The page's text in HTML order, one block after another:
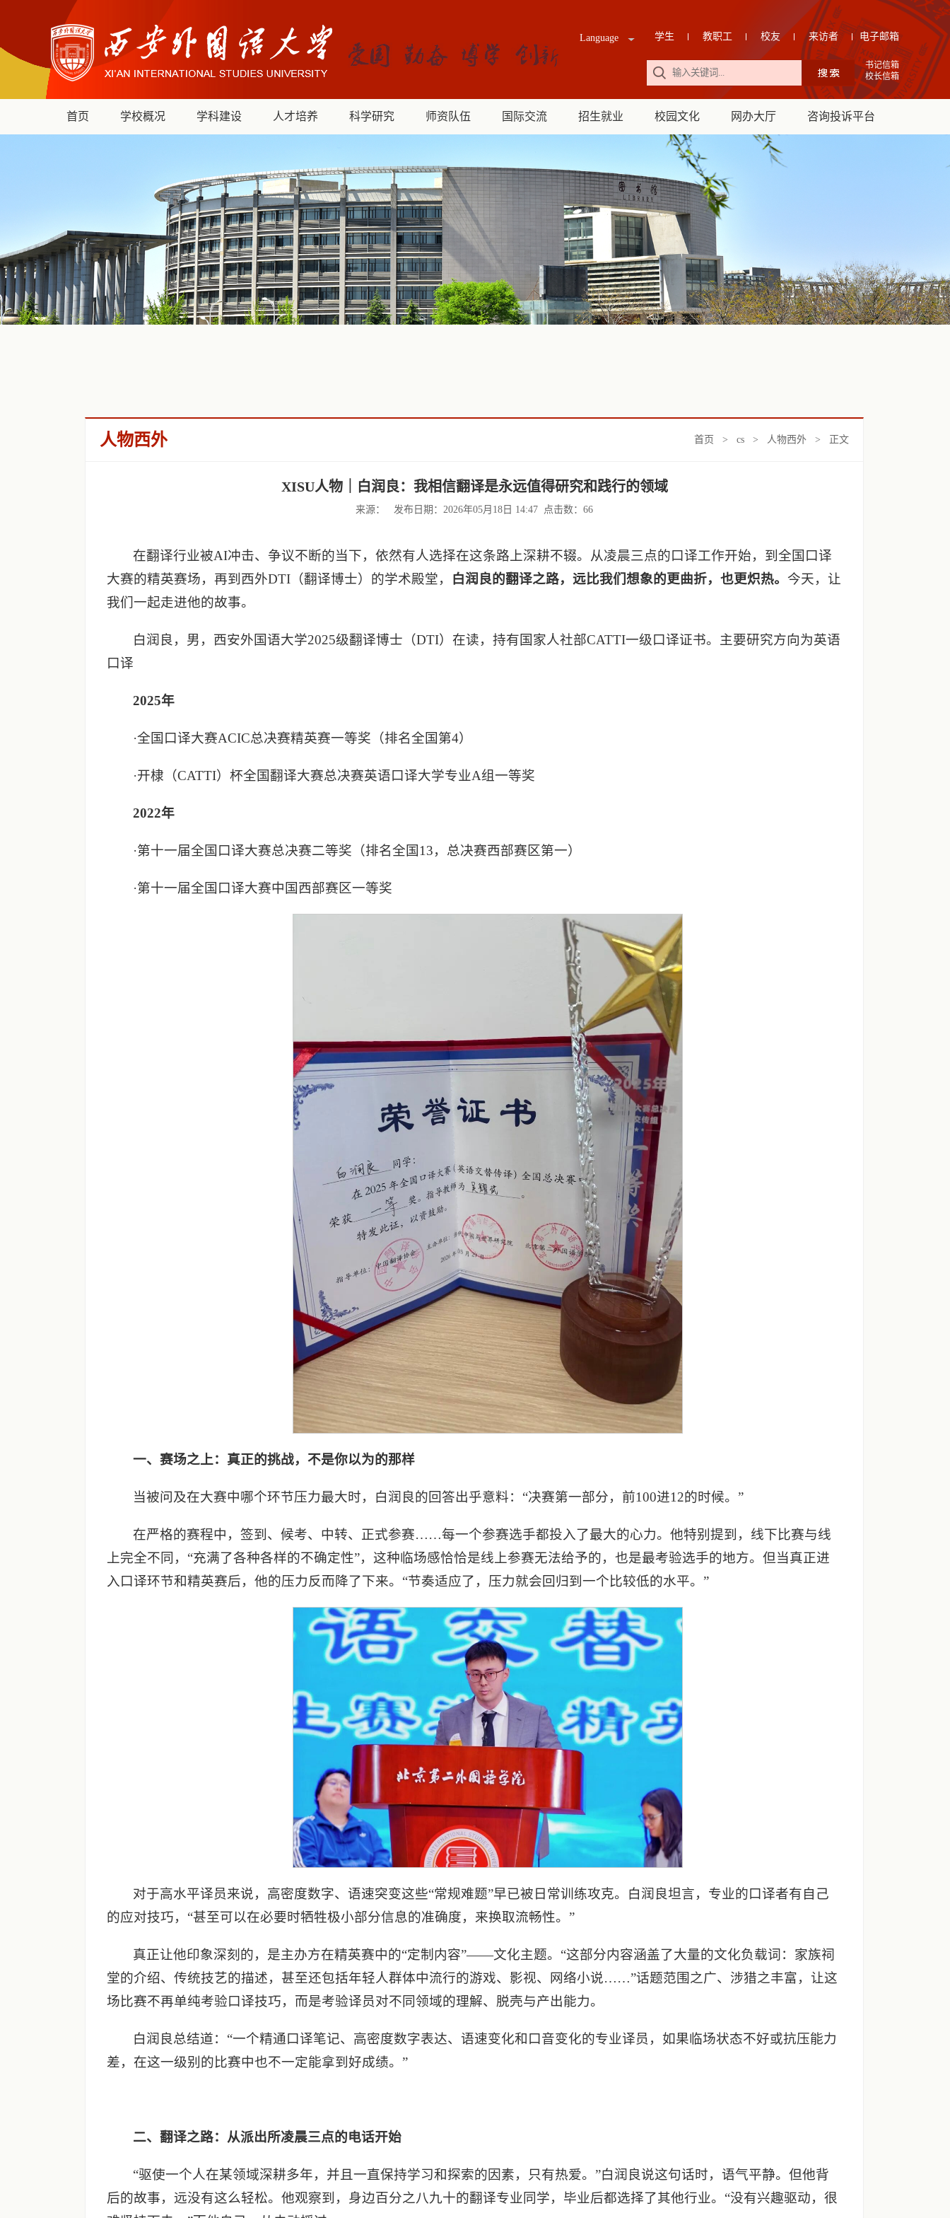
学生 教职工 校友 来访者 电子邮箱
Language
书记信箱
校长信箱
首页 学校概况 学科建设 人才培养 科学研究 师资队伍 国际交流 招生就业 校园文化 网办大厅 咨询投诉平台
人物西外 首页 > cs > 人物西外 > 正文
XISU人物｜白润良：我相信翻译是永远值得研究和践行的领域
来源： 发布日期：2026年05月18日 14:47 点击数： 66
在翻译行业被AI冲击、争议不断的当下，依然有人选择在这条路上深耕不辍。从凌晨三点的口译工作开始，到全国口译
大赛的精英赛场，再到西外DTI（翻译博士）的学术殿堂， 白润良的翻译之路，远比我们想象的更曲折，也更炽热。 今天，让
我们一起走进他的故事。
白润良，男，西安外国语大学2025级翻译博士（DTI）在读，持有国家人社部CATTI一级口译证书。主要研究方向为英语
口译
2025年
·全国口译大赛ACIC总决赛精英赛一等奖（排名全国第4）
·开棣（CATTI）杯全国翻译大赛总决赛英语口译大学专业A组一等奖
2022年
·第十一届全国口译大赛总决赛二等奖（排名全国13，总决赛西部赛区第一）
·第十一届全国口译大赛中国西部赛区一等奖
一、赛场之上：真正的挑战，不是你以为的那样
当被问及在大赛中哪个环节压力最大时，白润良的回答出乎意料：“决赛第一部分，前100进12的时候。”
在严格的赛程中，签到、候考、中转、正式参赛……每一个参赛选手都投入了最大的心力。他特别提到，线下比赛与线
上完全不同，“充满了各种各样的不确定性”，这种临场感恰恰是线上参赛无法给予的，也是最考验选手的地方。但当真正进
入口译环节和精英赛后，他的压力反而降了下来。“节奏适应了，压力就会回归到一个比较低的水平。”
对于高水平译员来说，高密度数字、语速突变这些“常规难题”早已被日常训练攻克。白润良坦言，专业的口译者有自己
的应对技巧，“甚至可以在必要时牺牲极小部分信息的准确度，来换取流畅性。”
真正让他印象深刻的，是主办方在精英赛中的“定制内容”——文化主题。“这部分内容涵盖了大量的文化负载词：家族祠
堂的介绍、传统技艺的描述，甚至还包括年轻人群体中流行的游戏、影视、网络小说……”话题范围之广、涉猎之丰富，让这
场比赛不再单纯考验口译技巧，而是考验译员对不同领域的理解、脱壳与产出能力。
白润良总结道：“一个精通口译笔记、高密度数字表达、语速变化和口音变化的专业译员，如果临场状态不好或抗压能力
差，在这一级别的比赛中也不一定能拿到好成绩。”
二、翻译之路：从派出所凌晨三点的电话开始
“驱使一个人在某领域深耕多年，并且一直保持学习和探索的因素，只有热爱。”白润良说这句话时，语气平静。但他背
后的故事，远没有这么轻松。他观察到，身边百分之八九十的翻译专业同学，毕业后都选择了其他行业。“没有兴趣驱动，很